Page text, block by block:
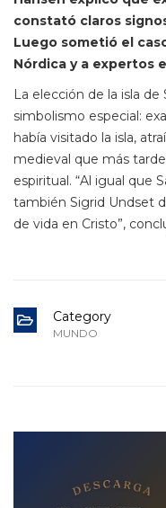
constató claros
Luego sometió el
Nórdica y a expertos
La elección de la isla
simbolismo especial:
había visitado la isla,
medieval que más
espiritual. “Al igual que
también Sigrid Undset
de vida en Cristo”,
Category
MUNDO